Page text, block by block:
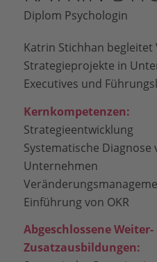
Diplom Psychologin
Katrin Stichhan
Strategieprojekte in
Executives und
Kernkompetenzen:
Strategieentwicklung
Systematische Diagnose
Unternehmen
Einführung von OKR
Abgeschlossene
Zusatzausbildungen: